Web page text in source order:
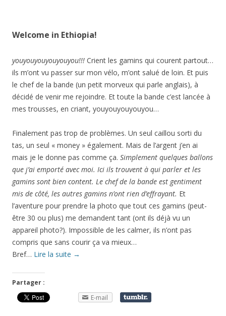
Welcome in Ethiopia!
youyouyouyouyouyou!!! Crient les gamins qui courent partout…
ils m’ont vu passer sur mon vélo, m’ont salué de loin. Et puis
le chef de la bande (un petit morveux qui parle anglais), à
décidé de venir me rejoindre. Et toute la bande c’est lancée à
mes trousses, en criant, youyouyouyouyou…
Finalement pas trop de problèmes. Un seul caillou sorti du
tas, un seul « money » également. Mais de l’argent j’en ai
mais je le donne pas comme ça. Simplement quelques ballons
que j’ai emporté avec moi. Ici ils trouvent à qui parler et les
gamins sont bien content. Le chef de la bande est gentiment
mis de côté, les autres gamins n’ont rien d’effrayant. Et
l’aventure pour prendre la photo que tout ces gamins (peut-
être 30 ou plus) me demandent tant (ont ils déjà vu un
appareil photo?). Impossible de les calmer, ils n’ont pas
compris que sans courir ça va mieux…
Bref… Lire la suite →
Partager :
E-mail